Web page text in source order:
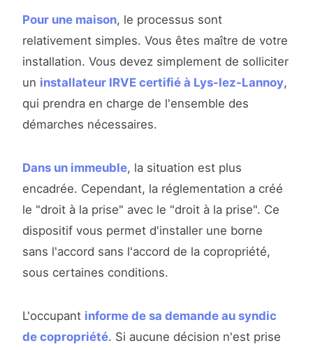
Pour une maison, le processus sont
relativement simples. Vous êtes maître de votre
installation. Vous devez simplement de solliciter
un installateur IRVE certifié à Lys-lez-Lannoy,
qui prendra en charge de l'ensemble des
démarches nécessaires.
Dans un immeuble, la situation est plus
encadrée. Cependant, la réglementation a créé
le "droit à la prise" avec le "droit à la prise". Ce
dispositif vous permet d'installer une borne
sans l'accord sans l'accord de la copropriété,
sous certaines conditions.
L'occupant informe de sa demande au syndic
de copropriété. Si aucune décision n'est prise